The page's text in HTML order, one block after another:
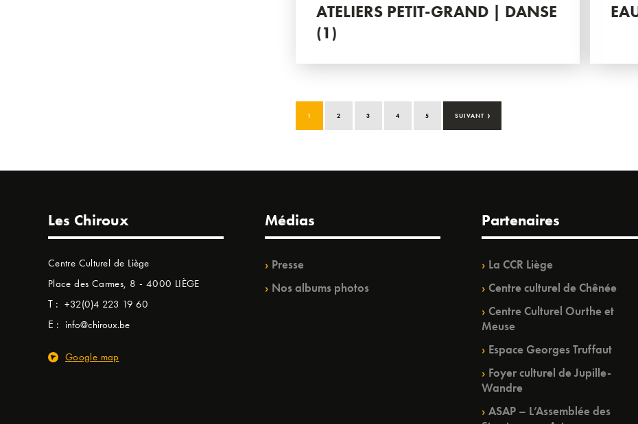
ATELIERS PETIT-GRAND | DANSE
(1)
1 2 3 4 5 SUIVANT ›
Les Chiroux
Centre Culturel de Liège
Place des Carmes, 8 - 4000 LIÈGE
T : +32(0)4 223 19 60
E : info@chiroux.be
Google map
Médias
Presse
Nos albums photos
Partenaires
La CCR Liège
Centre culturel de Chênée
Centre Culturel Ourthe et
Meuse
Espace Georges Truffaut
Foyer culturel de Jupille-
Wandre
ASAP – L’Assemblée des